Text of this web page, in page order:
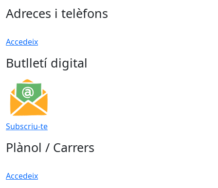
Adreces i telèfons
Accedeix
Butlletí digital
Subscriu-te
Plànol / Carrers
Accedeix